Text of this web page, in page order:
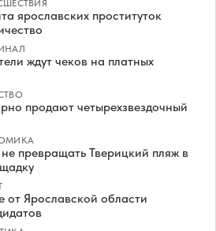
ярославских проституток
ждут чеков на платных
продают четырехзвездочный
превращать Тверицкий пляж в
от Ярославской области